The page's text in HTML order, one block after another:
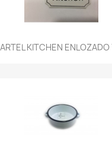
KITCHEN ENLOZADO